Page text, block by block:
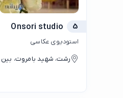
5
Onsori studio
استودیوی عکاسی
رشت، شهید بامروت، بین پامچال 1 و شهید